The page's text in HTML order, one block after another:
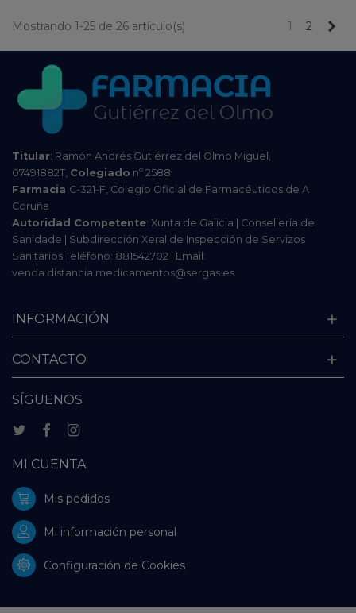
Mostrando 1-25 de 26 artículo(s) 1 2
Titular: Ramón Andrés Gutiérrez del Olmo Miguel,
07491882T, Colegiado nº 2588
Farmacia C-321-F, Colegio Oficial de Farmacéuticos de A
Coruña
Autoridad Competente: Xunta de Galicia | Consellería de
Sanidade | Subdirección Xeral de Inspección de Servizos
Sanitarios Teléfono: 881542702 | Email:
venda.distancia.medicamentos@sergas.es
INFORMACIÓN
CONTACTO
SÍGUENOS
MI CUENTA
Mis pedidos
Mi información personal
Configuración de Cookies